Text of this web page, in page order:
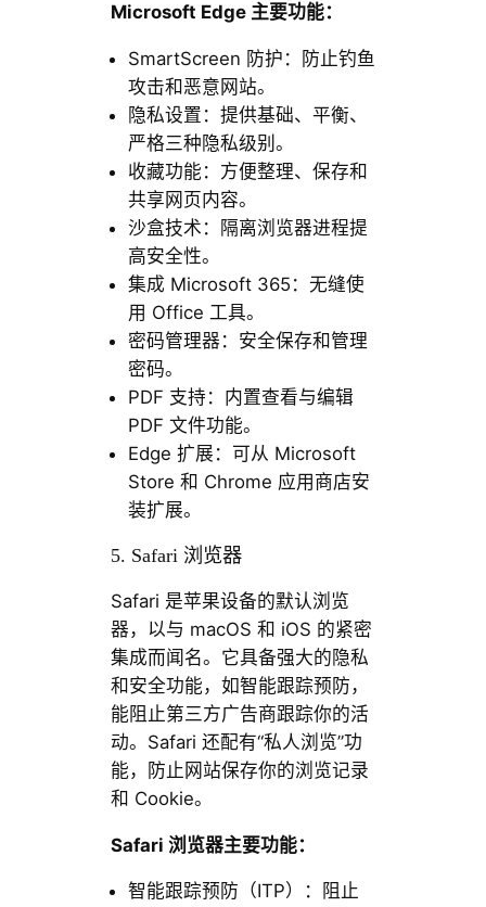
Microsoft Edge 主要功能：
SmartScreen 防护：防止钓鱼
攻击和恶意网站。
隐私设置：提供基础、平衡、
严格三种隐私级别。
收藏功能：方便整理、保存和
共享网页内容。
沙盒技术：隔离浏览器进程提
高安全性。
集成 Microsoft 365：无缝使
用 Office 工具。
密码管理器：安全保存和管理
密码。
PDF 支持：内置查看与编辑
PDF 文件功能。
Edge 扩展：可从 Microsoft
Store 和 Chrome 应用商店安
装扩展。
5. Safari 浏览器
Safari 是苹果设备的默认浏览
器，以与 macOS 和 iOS 的紧密
集成而闻名。它具备强大的隐私
和安全功能，如智能跟踪预防，
能阻止第三方广告商跟踪你的活
动。Safari 还配有“私人浏览”功
能，防止网站保存你的浏览记录
和 Cookie。
Safari 浏览器主要功能：
智能跟踪预防（ITP）：阻止